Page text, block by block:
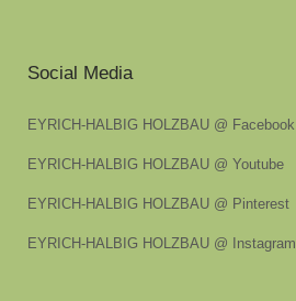
Social Media
EYRICH-HALBIG HOLZBAU @ Facebook
EYRICH-HALBIG HOLZBAU @ Youtube
EYRICH-HALBIG HOLZBAU @ Pinterest
EYRICH-HALBIG HOLZBAU @ Instagram